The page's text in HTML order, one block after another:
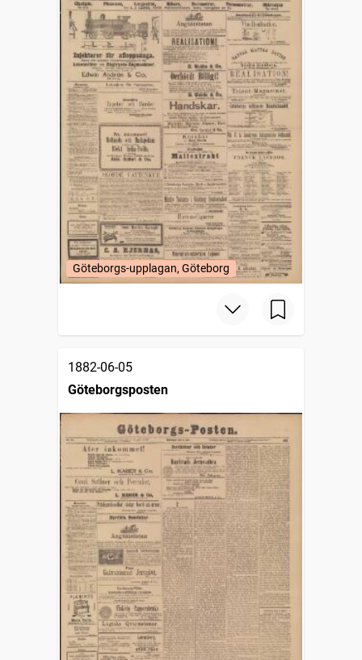
Göteborgs-upplagan, Göteborg
1882-06-05
Göteborgsposten